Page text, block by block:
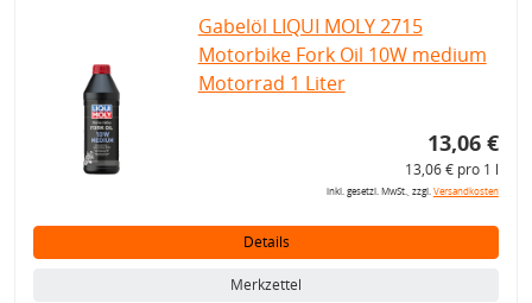
Gabelöl LIQUI MOLY 2715
Motorbike Fork Oil 10W medium
Motorrad 1 Liter
13,06 €
13,06 € pro 1 l
inkl. gesetzl. MwSt., zzgl.Versandkosten
Details
Merkzettel